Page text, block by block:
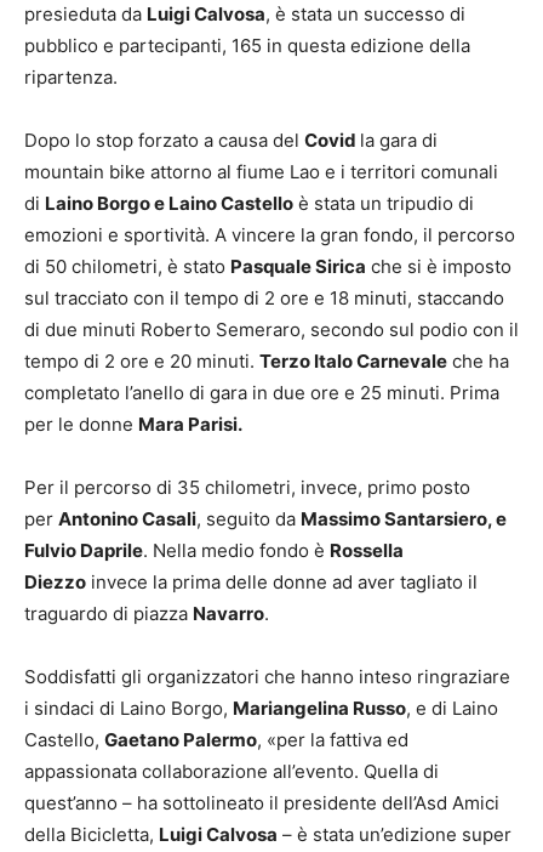
presieduta da Luigi Calvosa, è stata un successo di
pubblico e partecipanti, 165 in questa edizione della
ripartenza.
Dopo lo stop forzato a causa del Covid la gara di
mountain bike attorno al fiume Lao e i territori comunali
di Laino Borgo e Laino Castello è stata un tripudio di
emozioni e sportività. A vincere la gran fondo, il percorso
di 50 chilometri, è stato Pasquale Sirica che si è imposto
sul tracciato con il tempo di 2 ore e 18 minuti, staccando
di due minuti Roberto Semeraro, secondo sul podio con il
tempo di 2 ore e 20 minuti. Terzo Italo Carnevale che ha
completato l’anello di gara in due ore e 25 minuti. Prima
per le donne Mara Parisi.
Per il percorso di 35 chilometri, invece, primo posto
per Antonino Casali, seguito da Massimo Santarsiero, e
Fulvio Daprile. Nella medio fondo è Rossella
Diezzo invece la prima delle donne ad aver tagliato il
traguardo di piazza Navarro.
Soddisfatti gli organizzatori che hanno inteso ringraziare
i sindaci di Laino Borgo, Mariangelina Russo, e di Laino
Castello, Gaetano Palermo, «per la fattiva ed
appassionata collaborazione all’evento. Quella di
quest’anno – ha sottolineato il presidente dell’Asd Amici
della Bicicletta, Luigi Calvosa – è stata un’edizione super